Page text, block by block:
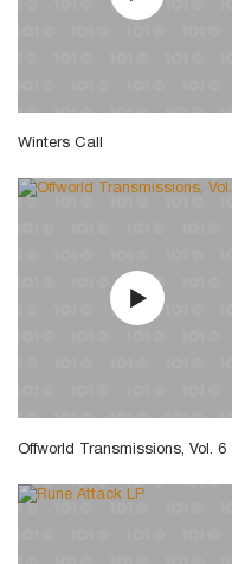
Winters Call
Offworld Transmissions, Vol. 6